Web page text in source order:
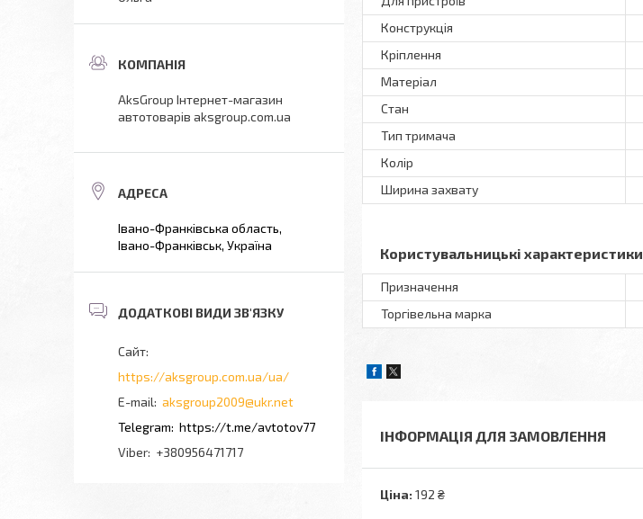
Конструкція
Кріплення
Матеріал
Стан
Тип тримача
Колір
Ширина захвату
Користувальницькі характеристики
Призначення
Торгівельна марка
ІНФОРМАЦІЯ ДЛЯ ЗАМОВЛЕННЯ
Ціна: 192 ₴
AksGroup Інтернет-магазин
автотоварів aksgroup.com.ua
Івано-Франківська область,
Івано-Франківськ, Україна
https://aksgroup.com.ua/ua/
aksgroup2009@ukr.net
https://t.me/avtotov77
+380956471717